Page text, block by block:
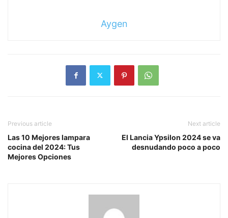
Aygen
Previous article
Las 10 Mejores lampara
cocina del 2024: Tus
Mejores Opciones
Next article
El Lancia Ypsilon 2024 se va
desnudando poco a poco